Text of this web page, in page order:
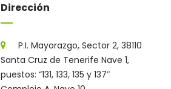
Dirección
P.I. Mayorazgo, Sector 2, 38110
Santa Cruz de Tenerife Nave 1,
puestos: “131, 133, 135 y 137″